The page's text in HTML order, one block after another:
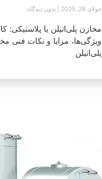
جولای 28, 2025 بدون دیدگاه
مخازن پلی‌اتیلن یا پلاستیکی:
ویژگی‌ها، مزایا و نکات فنی
پلی‌اتیلن